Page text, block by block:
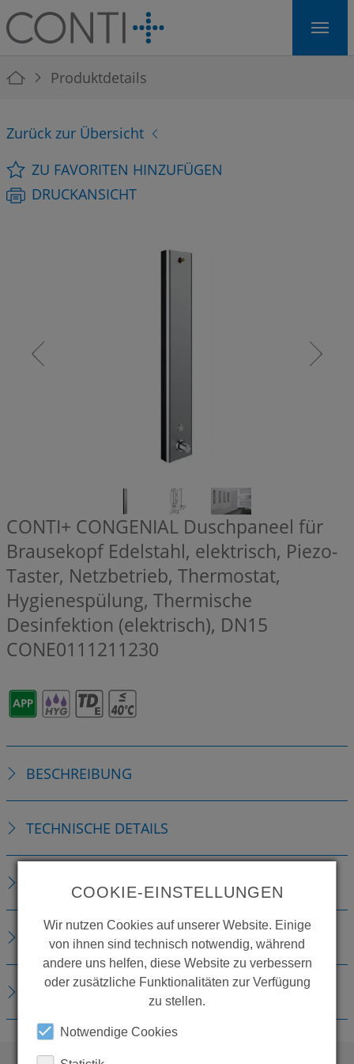
Skip to main navigation
Skip to main content
Skip to page footer
You are here:
Produktdetails
Zurück zur Übersicht
ZU FAVORITEN HINZUFÜGEN
DRUCKANSICHT
CONTI+ CONGENIAL Duschpaneel für
Brausekopf Edelstahl, elektrisch, Piezo-
Taster, Netzbetrieb, Thermostat,
Hygienespülung, Thermische
Desinfektion (elektrisch), DN15
CONE0111211230
BESCHREIBUNG
TECHNISCHE DETAILS
ZUBEHÖR
ERSATZTEILE
DOWNLOADS
COOKIE-EINSTELLUNGEN
Wir nutzen Cookies auf unserer Website. Einige
von ihnen sind technisch notwendig, während
andere uns helfen, diese Website zu verbessern
oder zusätzliche Funktionalitäten zur Verfügung
zu stellen.
Notwendige Cookies